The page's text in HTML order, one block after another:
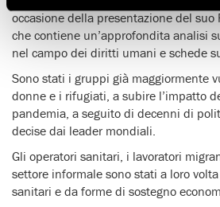
occasione della presentazione del suo
che contiene un’approfondita analisi
nel campo dei diritti umani e schede
Sono stati i gruppi già maggiormente
donne e i rifugiati, a subire l’impatto
pandemia, a seguito di decenni di
decise dai leader mondiali.
Gli operatori sanitari, i lavoratori
settore informale sono stati a loro
sanitari e da forme di sostegno